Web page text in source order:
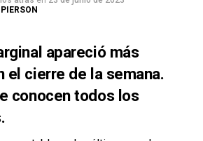
apareció más
el cierre de la semana.
conocen todos los